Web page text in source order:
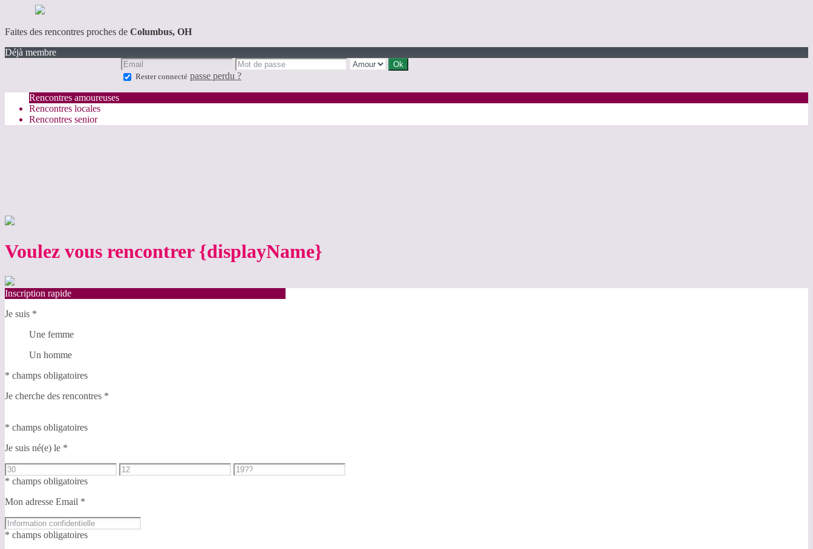
Faites des rencontres proches de Columbus, OH
Déjà membre
Rester connecté passe perdu ?
Rencontres amoureuses
Rencontres locales
Rencontres senior
Voulez vous rencontrer {displayName}
Inscription rapide
Je suis *
Une femme
Un homme
* champs obligatoires
Je cherche des rencontres *
* champs obligatoires
Je suis né(e) le *
* champs obligatoires
Mon adresse Email *
* champs obligatoires